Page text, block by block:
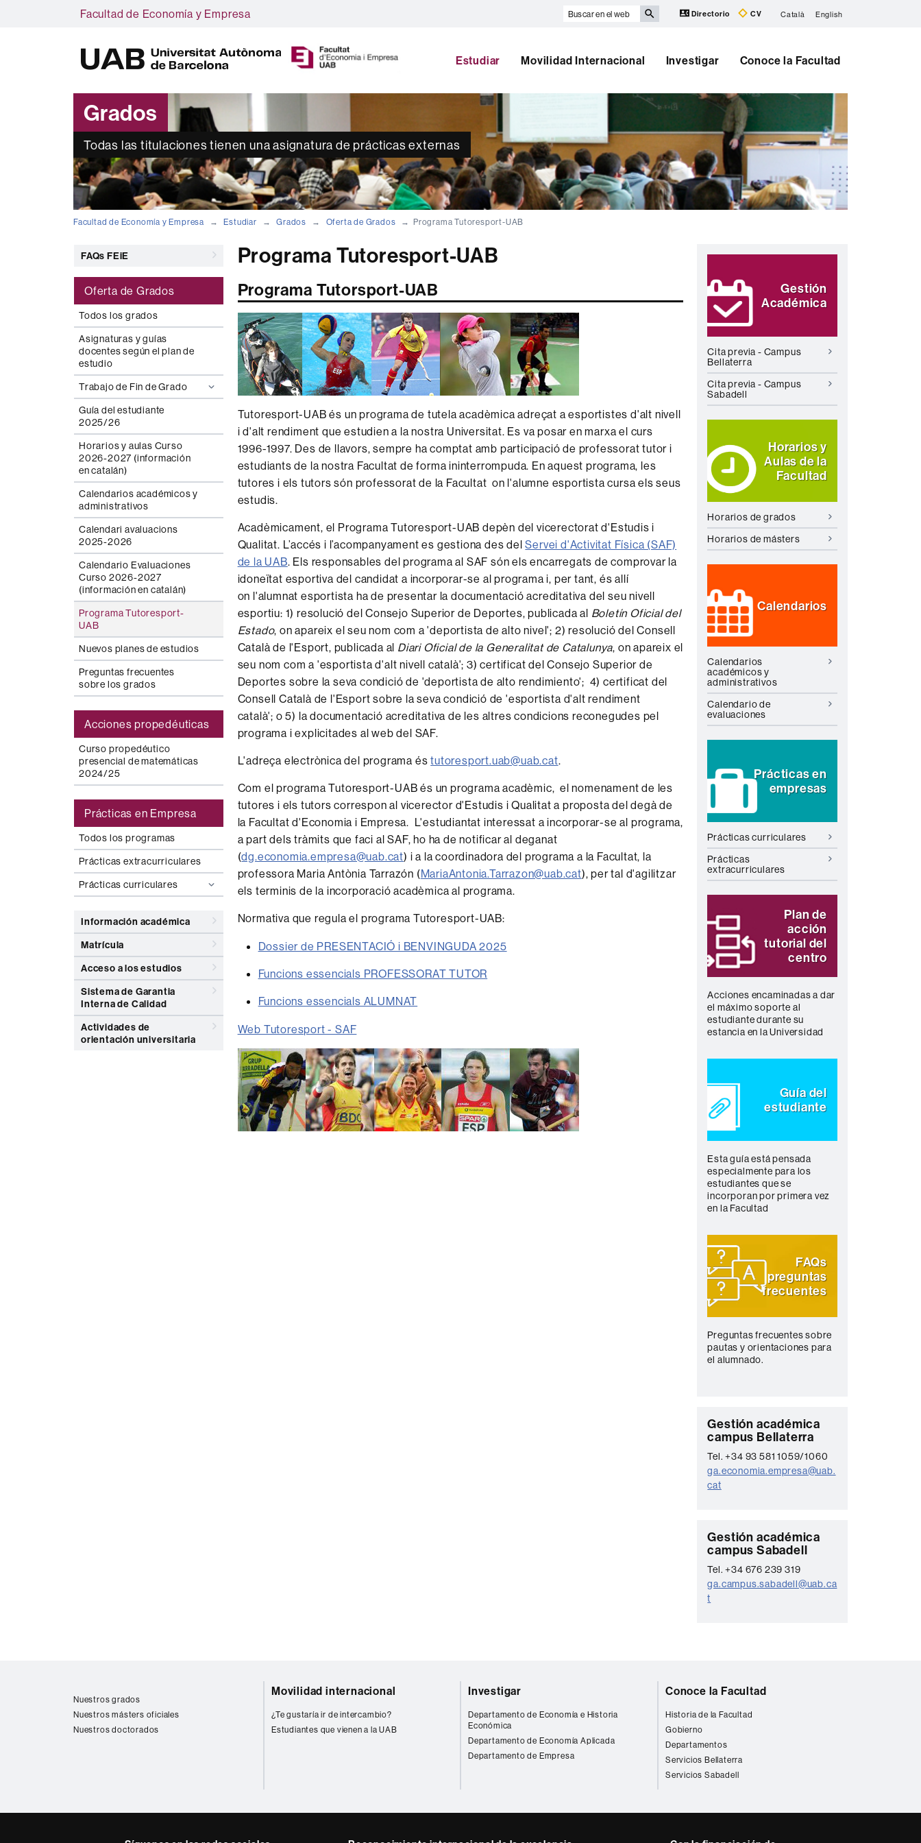
Facultad de Economía y Empresa
Buscar
web
Directorio CV Català English
B
Estudiar Movilidad Internacional Investigar Conoce la Facultad
Grados
Todas las titulaciones tienen una asignatura de prácticas externas
Facultad de Economía y Empresa Estudiar Grados Oferta de Grados Programa Tutoresport-UAB
FAQs FEiE
Oferta de Grados
Todos los grados
Asignaturas y guías
docentes según el plan de
estudio
Trabajo de Fin de Grado
Guía del estudiante
2025/26
Horarios y aulas Curso
2026-2027 (información
en catalán)
Calendarios académicos y
administrativos
Calendari avaluacions
2025-2026
Calendario Evaluaciones
Curso 2026-2027
(información en catalán)
Programa Tutoresport-
UAB
Nuevos planes de estudios
Preguntas frecuentes
sobre los grados
Acciones propedéuticas
Curso propedéutico
presencial de matemáticas
2024/25
Prácticas en Empresa
Todos los programas
Prácticas extracurriculares
Prácticas curriculares
Información académica
Matrícula
Acceso a los estudios
Sistema de Garantia
Interna de Calidad
Actividades de
orientación universitaria
Programa Tutoresport-UAB
Programa Tutorsport-UAB
Tutoresport-UAB és un programa de tutela acadèmica adreçat a esportistes d'alt nivell
i d'alt rendiment que estudien a la nostra Universitat. Es va posar en marxa el curs
1996-1997. Des de llavors, sempre ha comptat amb participació de professorat tutor i
estudiants de la nostra Facultat de forma ininterrompuda. En aquest programa, les
tutores i els tutors són professorat de la Facultat on l'alumne esportista cursa els seus
estudis.
Acadèmicament, el Programa Tutoresport-UAB depèn del vicerectorat d'Estudis i
Qualitat. L’accés i l’acompanyament es gestiona des delServei d'Activitat Física (SAF)
de la UAB. Els responsables del programa al SAF són els encarregats de comprovar la
idoneïtat esportiva del candidat a incorporar-se al programa i, per tant, és allí
on l'alumnat esportista ha de presentar la documentació acreditativa del seu nivell
esportiu: 1) resolució del Consejo Superior de Deportes, publicada al Boletín Oficial del
Estado, on apareix el seu nom com a 'deportista de alto nivel'; 2) resolució del Consell
Català de l'Esport, publicada al Diari Oficial de la Generalitat de Catalunya, on apareix el
seu nom com a 'esportista d'alt nivell català'; 3) certificat del Consejo Superior de
Deportes sobre la seva condició de 'deportista de alto rendimiento'; 4) certificat del
Consell Català de l'Esport sobre la seva condició de 'esportista d'alt rendiment
català'; o 5) la documentació acreditativa de les altres condicions reconegudes pel
programa i explicitades al web del SAF.
L'adreça electrònica del programa éstutoresport.uab@uab.cat.
Com el programa Tutoresport-UAB és un programa acadèmic, el nomenament de les
tutores i els tutors correspon al vicerector d'Estudis i Qualitat a proposta del degà de
la Facultat d'Economia i Empresa. L'estudiantat interessat a incorporar-se al programa,
a part dels tràmits que faci al SAF, ho ha de notificar al deganat
(dg.economia.empresa@uab.cat) i a la coordinadora del programa a la Facultat, la
professora Maria Antònia Tarrazón (MariaAntonia.Tarrazon@uab.cat), per tal d'agilitzar
els terminis de la incorporació acadèmica al programa.
Normativa que regula el programa Tutoresport-UAB:
Dossier de PRESENTACIÓ i BENVINGUDA 2025
Funcions essencials PROFESSORAT TUTOR
Funcions essencials ALUMNAT
Web Tutoresport - SAF
Información
complementaria
Destacamos
Gestión
Académica
Cita previa - Campus
Bellaterra
Cita previa - Campus
Sabadell
Horarios y
Aulas de la
Facultad
Horarios de grados
Horarios de másters
Calendarios
Calendarios
académicos y
administrativos
Calendario de
evaluaciones
Prácticas en
empresas
Prácticas curriculares
Prácticas
extracurriculares
Plan de
acción
tutorial del
centro
Acciones encaminadas a dar
el máximo soporte al
estudiante durante su
estancia en la Universidad
Guía del
estudiante
Esta guía está pensada
especialmente para los
estudiantes que se
incorporan por primera vez
en la Facultad
FAQs
preguntas
frecuentes
Preguntas frecuentes sobre
pautas y orientaciones para
el alumnado.
C
o
n
t
t
o
Gestión académica
campus Bellaterra
Tel. +34 93 581 1059/1060
ga.economia.empresa@uab.
cat
C
o
n
t
Gestión académica
campus Sabadell
Tel. +34 676 239 319
ga.campus.sabadell@uab.ca
t
Nuestros grados
Nuestros másters oficiales
Nuestros doctorados
Movilidad internacional
¿Te gustaría ir de intercambio?
Estudiantes que vienen a la UAB
Investigar
Departamento de Economía e Historia
Económica
Departamento de Economía Aplicada
Departamento de Empresa
Conoce la Facultad
Historia de la Facultad
Gobierno
Departamentos
Servicios Bellaterra
Servicios Sabadell